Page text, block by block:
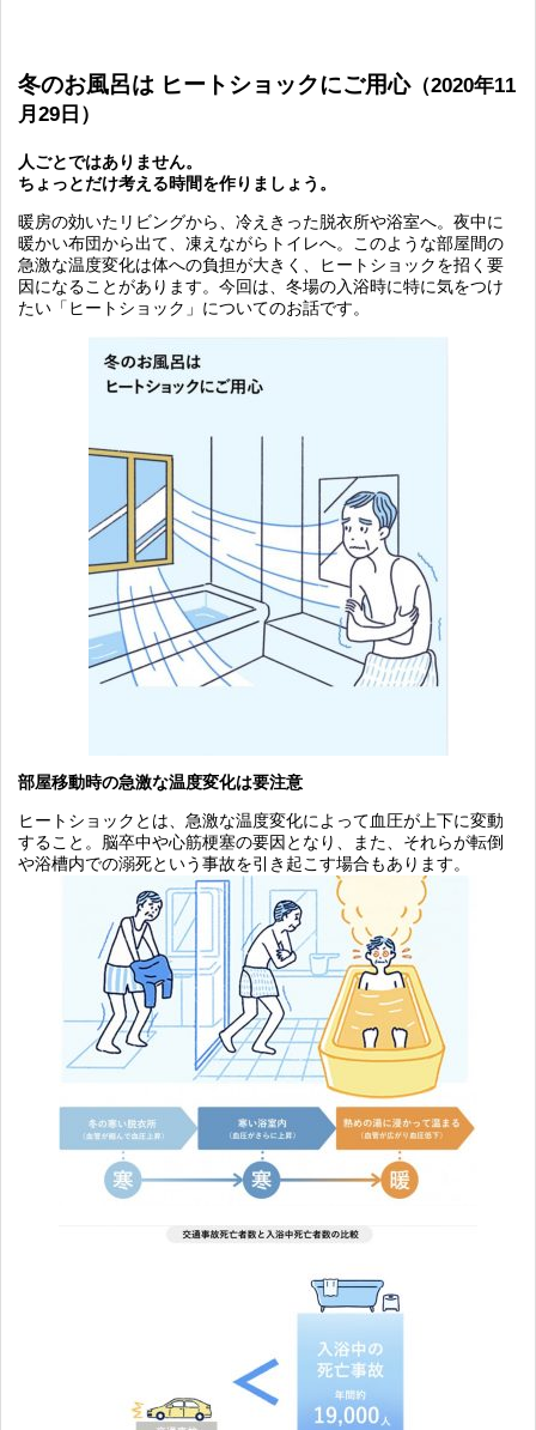
冬のお風呂は ヒートショックにご用心（2020年11
月29日）
人ごとではありません。
ちょっとだけ考える時間を作りましょう。
暖房の効いたリビングから、冷えきった脱衣所や浴室へ。夜中に
暖かい布団から出て、凍えながらトイレへ。このような部屋間の
急激な温度変化は体への負担が大きく、ヒートショックを招く要
因になることがあります。今回は、冬場の入浴時に特に気をつけ
たい「ヒートショック」についてのお話です。
部屋移動時の急激な温度変化は要注意
ヒートショックとは、急激な温度変化によって血圧が上下に変動
すること。脳卒中や心筋梗塞の要因となり、また、それらが転倒
や浴槽内での溺死という事故を引き起こす場合もあります。